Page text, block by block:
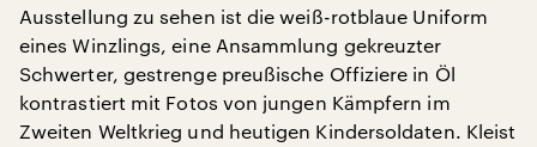
Ausstellung zu sehen ist die weiß-rotblaue Uniform
eines Winzlings, eine Ansammlung gekreuzter
Schwerter, gestrenge preußische Offiziere in Öl
kontrastiert mit Fotos von jungen Kämpfern im
Zweiten Weltkrieg und heutigen Kindersoldaten. Kleist